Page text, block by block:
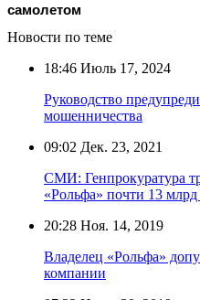
самолетом
Новости по теме
18:46 Июль 17, 2024
Руководство
мошенничества
09:02 Дек. 23, 2021
СМИ: Генпрокуратура
«Рольфа» почти 13 млрд
20:28 Ноя. 14, 2019
Владелец «Рольфа»
компании